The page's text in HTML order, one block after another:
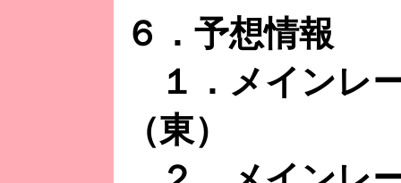
６．予想情報
１．メインレ
（東）